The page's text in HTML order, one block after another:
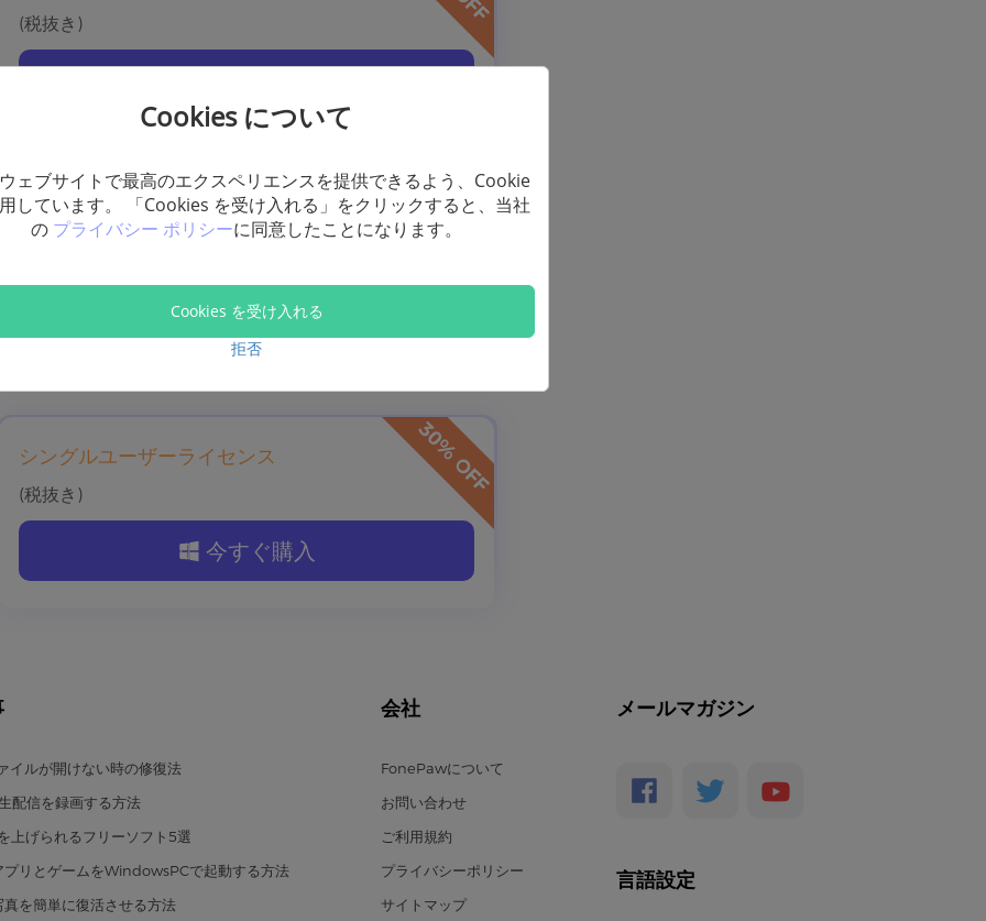
(税抜き)
一年ライセンス
今すぐ購入
シングルユーザーライセンス
(税抜き)
今すぐ購入
イルが開けない時の修復法
配信を録画する方法
上げられるフリーソフト5選
リとゲームをWindowsPCで起動する方法
を簡単に復活させる方法
会社
FonePawについて
お問い合わせ
ご利用規約
プライバシーポリシー
サイトマップ
メールマガジン
言語設定
Cookies について
ェブサイトで最高のエクスペリエンスを提供できるよう、Cookie
しています。 「Cookies を受け入れる」をクリックすると、当社
の プライバシー ポリシーに同意したことになります。
Cookies を受け入れる
拒否